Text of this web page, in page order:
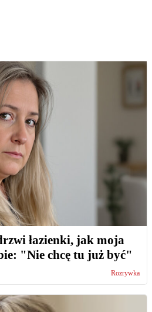
łazienki, jak moja
"Nie chcę tu już być"
Rozrywka